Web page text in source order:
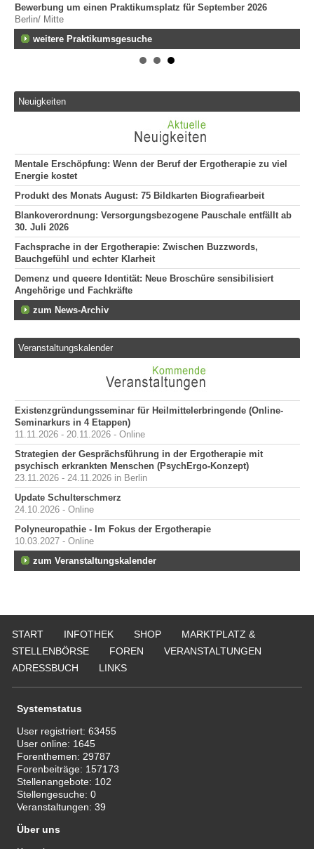
Bewerbung um einen Praktikumsplatz für September 2026
Berlin/ Mitte
weitere Praktikumsgesuche
Neuigkeiten
Mentale Erschöpfung: Wenn der Beruf der Ergotherapie zu viel
Energie kostet
Produkt des Monats August: 75 Bildkarten Biografiearbeit
Blankoverordnung: Versorgungsbezogene Pauschale entfällt ab
30. Juli 2026
Fachsprache in der Ergotherapie: Zwischen Buzzwords,
Bauchgefühl und echter Klarheit
Demenz und queere Identität: Neue Broschüre sensibilisiert
Angehörige und Fachkräfte
zum News-Archiv
Veranstaltungskalender
Existenzgründungsseminar für Heilmittelerbringende (Online-
Seminarkurs in 4 Etappen)
11.11.2026 - 20.11.2026 - Online
Strategien der Gesprächsführung in der Ergotherapie mit
psychisch erkrankten Menschen (PsychErgo-Konzept)
23.11.2026 - 24.11.2026 in Berlin
Update Schulterschmerz
24.10.2026 - Online
Polyneuropathie - Im Fokus der Ergotherapie
10.03.2027 - Online
zum Veranstaltungskalender
START INFOTHEK SHOP
MARKTPLATZ &
STELLENBÖRSE
FOREN
VERANSTALTUNGEN
ADRESSBUCH
LINKS
Systemstatus
User registriert:63455
User online: 1645
Forenthemen: 29787
Forenbeiträge: 157173
Stellenangebote: 102
Stellengesuche:0
Veranstaltungen:39
Über uns